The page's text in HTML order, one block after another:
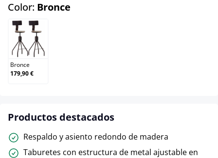
Color: Bronce
Bronce
Bronce
179,90 €
Productos destacados
Respaldo y asiento redondo de madera
Taburetes con estructura de metal ajustable en